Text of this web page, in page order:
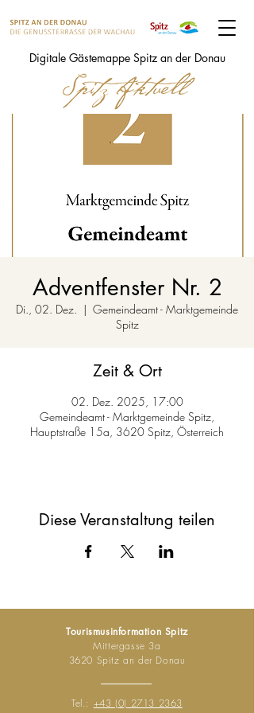
Digitale Gästemappe Spitz an der Donau
Adventfenster Nr. 2
Di., 02. Dez.
  |
Gemeindeamt - Marktgemeinde
Spitz
Zeit & Ort
02. Dez. 2025, 17:00
Gemeindeamt - Marktgemeinde Spitz,
Hauptstraße 15a, 3620 Spitz, Österreich
Diese Veranstaltung teilen
Tourismusinformation Spitz
Mittergasse 3a
3620 Spitz an der Donau
Tel.: +43 (0) 2713 2363